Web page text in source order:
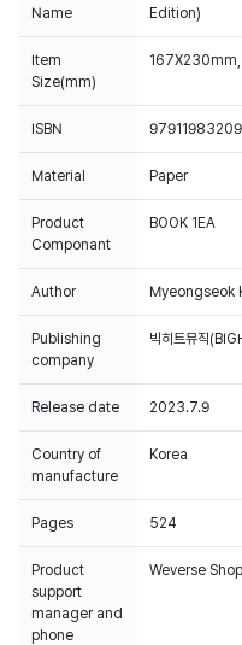
Name
Edition)
Item
Size(mm)
167X230mm,
ISBN
Material Paper
Product
Componant
BOOK 1EA
Author Myeongseok
Publishing
company
빅히트뮤직
Release date 2023.7.9
Country of
manufacture
Korea
Pages 524
Product
support
manager and
phone
Weverse